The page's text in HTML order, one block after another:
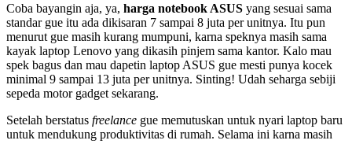
Coba bayangin aja, ya, harga notebook ASUS yang sesuai sama
standar gue itu ada dikisaran 7 sampai 8 juta per unitnya. Itu pun
menurut gue masih kurang mumpuni, karna speknya masih sama
kayak laptop Lenovo yang dikasih pinjem sama kantor. Kalo mau
spek bagus dan mau dapetin laptop ASUS gue mesti punya kocek
minimal 9 sampai 13 juta per unitnya. Sinting! Udah seharga sebiji
sepeda motor gadget sekarang.
Setelah berstatus freelance gue memutuskan untuk nyari laptop baru
untuk mendukung produktivitas di rumah. Selama ini karna masih